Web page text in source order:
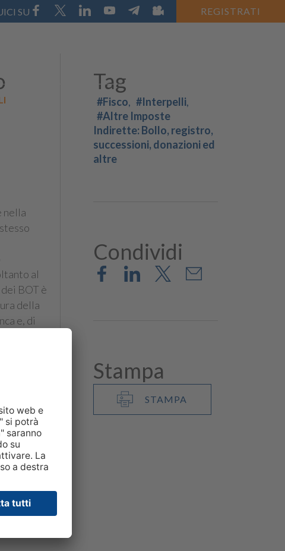
SU REGISTRATI
nella
al
BOT è
della
e, di
Tag
#Fisco
#Interpelli
#Altre Imposte
Indirette: Bollo, registro,
successioni, donazioni ed
altre
Condividi
Stampa
STAMPA